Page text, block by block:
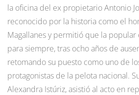
la oficina del ex propietario Antonio
reconocido por la historia como el
Magallanes y permitió que la popular
para siempre, tras ocho años de
retomando su puesto como uno de
protagonistas de la pelota nacional.
Alexandra Istúriz, asistió al acto en